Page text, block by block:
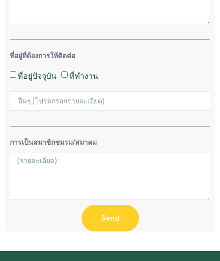
ที่อยู่ที่ต้องการให้ติดต่อ
ที่อยู่ปัจจุบัน ที่ทำงาน
การเป็นสมาชิกชมรม/สมาคม
Send